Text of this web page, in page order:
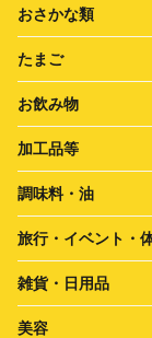
おさかな類
たまご
お飲み物
加工品等
調味料・油
旅行・イベント・
雑貨・日用品
美容